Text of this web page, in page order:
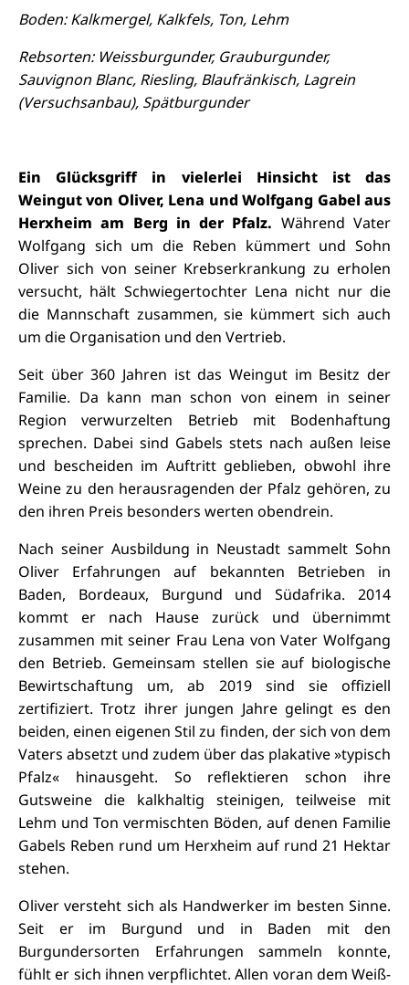
Boden: Kalkmergel, Kalkfels, Ton, Lehm
Rebsorten: Weissburgunder, Grauburgunder,
Sauvignon Blanc, Riesling, Blaufränkisch, Lagrein
(Versuchsanbau), Spätburgunder
Ein Glücksgriff in vielerlei Hinsicht ist das
Weingut von Oliver, Lena und Wolfgang Gabel aus
Herxheim am Berg in der Pfalz. Während Vater
Wolfgang sich um die Reben kümmert und Sohn
Oliver sich von seiner Krebserkrankung zu erholen
versucht, hält Schwiegertochter Lena nicht nur die
die Mannschaft zusammen, sie kümmert sich auch
um die Organisation und den Vertrieb.
Seit über 360 Jahren ist das Weingut im Besitz der
Familie. Da kann man schon von einem in seiner
Region verwurzelten Betrieb mit Bodenhaftung
sprechen. Dabei sind Gabels stets nach außen leise
und bescheiden im Auftritt geblieben, obwohl ihre
Weine zu den herausragenden der Pfalz gehören, zu
den ihren Preis besonders werten obendrein.
Nach seiner Ausbildung in Neustadt sammelt Sohn
Oliver Erfahrungen auf bekannten Betrieben in
Baden, Bordeaux, Burgund und Südafrika. 2014
kommt er nach Hause zurück und übernimmt
zusammen mit seiner Frau Lena von Vater Wolfgang
den Betrieb. Gemeinsam stellen sie auf biologische
Bewirtschaftung um, ab 2019 sind sie offiziell
zertifiziert. Trotz ihrer jungen Jahre gelingt es den
beiden, einen eigenen Stil zu finden, der sich von dem
Vaters absetzt und zudem über das plakative »typisch
Pfalz« hinausgeht. So reflektieren schon ihre
Gutsweine die kalkhaltig steinigen, teilweise mit
Lehm und Ton vermischten Böden, auf denen Familie
Gabels Reben rund um Herxheim auf rund 21 Hektar
stehen.
Oliver versteht sich als Handwerker im besten Sinne.
Seit er im Burgund und in Baden mit den
Burgundersorten Erfahrungen sammeln konnte,
fühlt er sich ihnen verpflichtet. Allen voran dem Weiß-